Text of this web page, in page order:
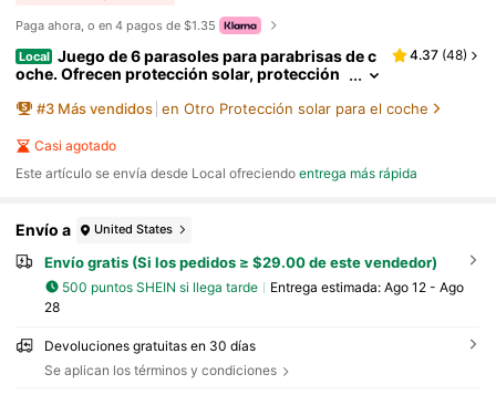
Paga ahora, o en 4 pagos de $1.35
Local Juego de 6 parasoles para parabrisas de c
oche. Ofrecen protección solar, protección
para coches, camiones, todoterrenos y SUV. El r
ehículo.
4.37 (48)
#3 Más vendidos en Otro Protección solar para el coche
Casi agotado
Este artículo se envía desde Local ofreciendoentrega más rápida
Envío a United States
Envío gratis (Si los pedidos ≥ $29.00 de este vendedor)
500 puntos SHEIN si llega tarde Entrega estimada: Ago 12 - Ago
28
Devoluciones gratuitas en 30 días
Se aplican los términos y condiciones